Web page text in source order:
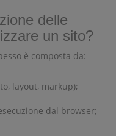
delle
un sito?
è composta da:
layout, markup);
dal browser;